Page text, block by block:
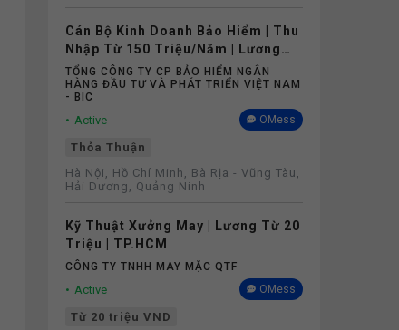
Bảo hiểm
Căn tin
Cán Bộ Kinh Doanh Bảo Hiểm | Thu
Nhập Từ 150 Triệu/Năm | Lương
Cứng Không Phụ Thuộc Doanh Số
TỔNG CÔNG TY CP BẢO HIỂM NGÂN
HÀNG ĐẦU TƯ VÀ PHÁT TRIỂN VIỆT NAM
- BIC
Active OMess
Thỏa Thuận
Hà Nội, Hồ Chí Minh, Bà Rịa - Vũng Tàu,
Hải Dương, Quảng Ninh
Kỹ Thuật Xưởng May | Lương Từ 20
Triệu | TP.HCM
CÔNG TY TNHH MAY MẶC QTF
Active OMess
Từ 20 triệu VND